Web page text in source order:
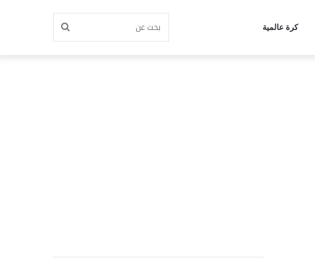
كرة عالمية بحث